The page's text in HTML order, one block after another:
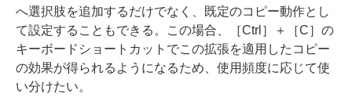
へ選択肢を追加するだけでなく、既定のコピー動作とし
て設定することもできる。この場合、［Ctrl］＋［C］の
キーボードショートカットでこの拡張を適用したコピー
の効果が得られるようになるため、使用頻度に応じて使
い分けたい。